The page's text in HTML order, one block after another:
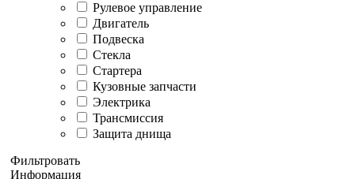
Рулевое управление
Двигатель
Подвеска
Стекла
Стартера
Кузовные запчасти
Электрика
Трансмиссия
Защита днища
Фильтровать
Информация